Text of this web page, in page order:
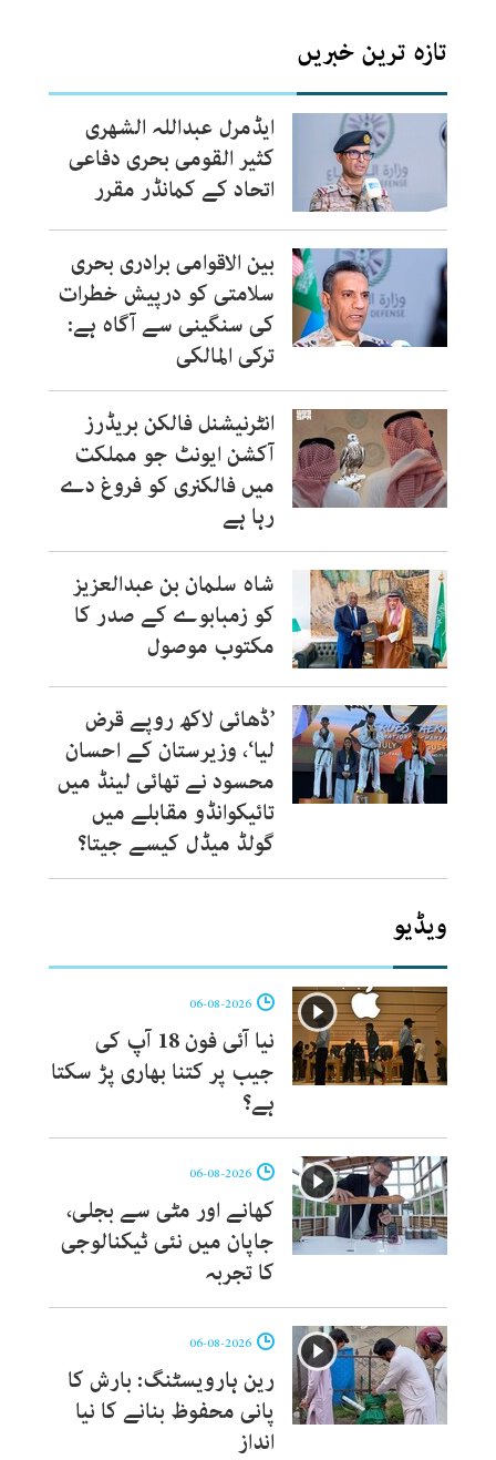
تازہ ترین خبریں
ایڈمرل عبداللہ الشھری
کثیر القومی بحری دفاعی
اتحاد کے کمانڈر مقرر
بین الاقوامی برادری بحری
سلامتی کو درپیش خطرات
کی سنگینی سے آگاہ ہے:
ترکی المالکی
انٹرنیشنل فالکن بریڈرز
آکشن ایونٹ جو مملکت
میں فالکنری کو فروغ دے
رہا ہے
شاہ سلمان بن عبدالعزیز
کو زمبابوے کے صدر کا
مکتوب موصول
’ڈھائی لاکھ روپے قرض
لیا‘، وزیرستان کے احسان
محسود نے تھائی لینڈ میں
تائیکوانڈو مقابلے میں
گولڈ میڈل کیسے جیتا؟
ویڈیو
نیا آئی فون 18 آپ کی
جیب پر کتنا بھاری پڑ سکتا
ہے؟
کھانے اور مٹی سے بجلی،
جاپان میں نئی ٹیکنالوجی
کا تجربہ
رین ہارویسٹنگ: بارش کا
پانی محفوظ بنانے کا نیا
انداز